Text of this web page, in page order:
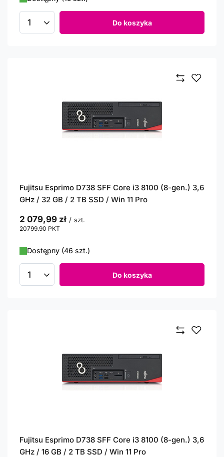
Ilość produktów Do koszyka
Fujitsu Esprimo D738 SFF Core i3 8100 (8-gen.) 3,6
GHz / 32 GB / 2 TB SSD / Win 11 Pro
2 079,99 zł / szt.
20799.90 PKT
Dostępny (46 szt.)
Ilość produktów Do koszyka
Fujitsu Esprimo D738 SFF Core i3 8100 (8-gen.) 3,6
GHz / 16 GB / 2 TB SSD / Win 11 Pro